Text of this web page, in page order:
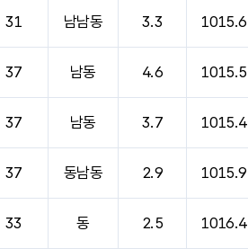
31 남남동 3.3 1015.6
37 남동 4.6 1015.5
37 남동 3.7 1015.4
37 동남동 2.9 1015.9
33 동 2.5 1016.4